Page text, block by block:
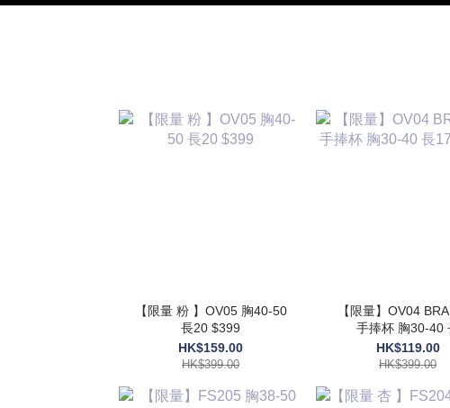
【限量 粉 】OV05 胸40-50
長20 $399
HK$159.00
HK$399.00
【限量】OV04 BRA TOP
手捧杯 胸30-40
17.5$399
HK$119.00
HK$399.00